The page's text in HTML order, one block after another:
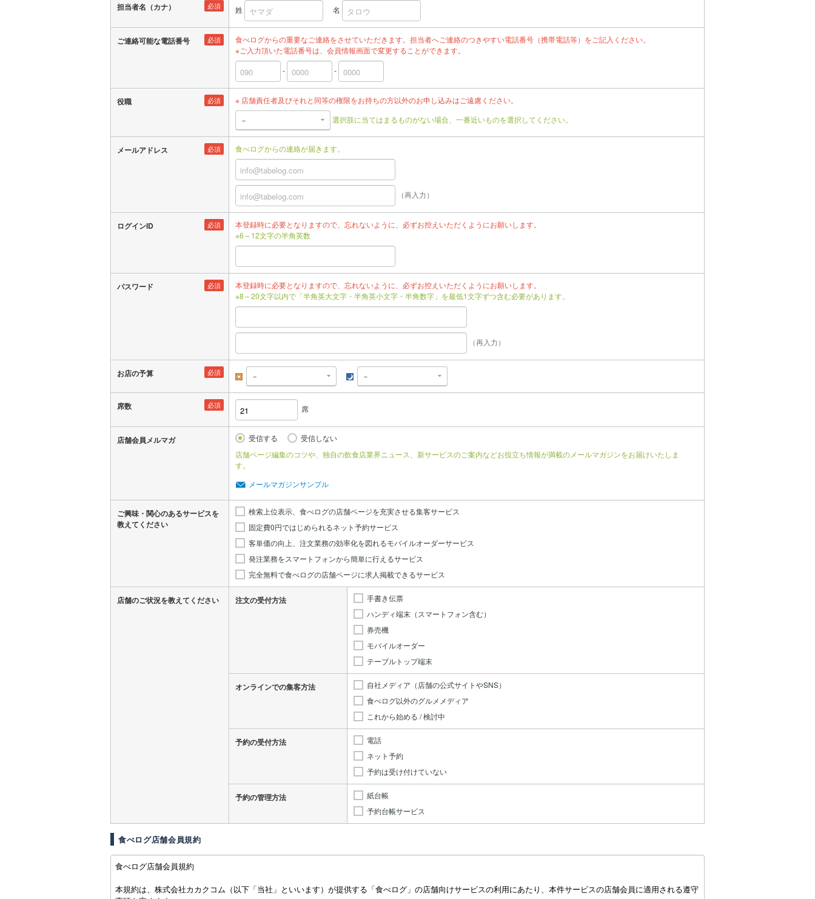
必須
担当者名（カナ） 姓 名
必須
ご連絡可能な電話番号
食べログからの重要なご連絡をさせていただきます。担当者へご連絡のつきやすい電話番号（携帯電話等）をご記入ください。
※ご入力頂いた電話番号は、会員情報画面で変更することができます。
-
-
必須
役職
※ 店舗責任者及びそれと同等の権限をお持ちの方以外のお申し込みはご遠慮ください。
選択肢に当てはまるものがない場合、一番近いものを選択してください。
必須
メールアドレス 食べログからの連絡が届きます。
（再入力）
必須
ログインID
本登録時に必要となりますので、忘れないように、必ずお控えいただくようにお願いします。
※6～12文字の半角英数
必須
パスワード
本登録時に必要となりますので、忘れないように、必ずお控えいただくようにお願いします。
※8～20文字以内で「半角英大文字・半角英小文字・半角数字」を最低1文字ずつ含む必要があります。
（再入力）
必須
お店の予算
必須
席数 席
店舗会員メルマガ 受信する
受信しない
店舗ページ編集のコツや、独自の飲食店業界ニュース、新サービスのご案内などお役立ち情報が満載のメールマガジンをお届けいたしま
す。
メールマガジンサンプル
ご興味・関心のあるサービスを
教えてください
検索上位表示、食べログの店舗ページを充実させる集客サービス
固定費0円ではじめられるネット予約サービス
客単価の向上、注文業務の効率化を図れるモバイルオーダーサービス
発注業務をスマートフォンから簡単に行えるサービス
完全無料で食べログの店舗ページに求人掲載できるサービス
店舗のご状況を教えてください 注文の受付方法
手書き伝票
ハンディ端末（スマートフォン含む）
券売機
モバイルオーダー
テーブルトップ端末
オンラインでの集客方法
自社メディア（店舗の公式サイトやSNS）
食べログ以外のグルメメディア
これから始める / 検討中
予約の受付方法
電話
ネット予約
予約は受け付けていない
予約の管理方法
紙台帳
予約台帳サービス
食べログ店舗会員規約